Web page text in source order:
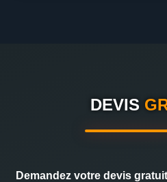
DEVIS
Demandez votre devis